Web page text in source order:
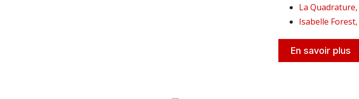
La Quadrature,
Isabelle Forest,
En savoir plus